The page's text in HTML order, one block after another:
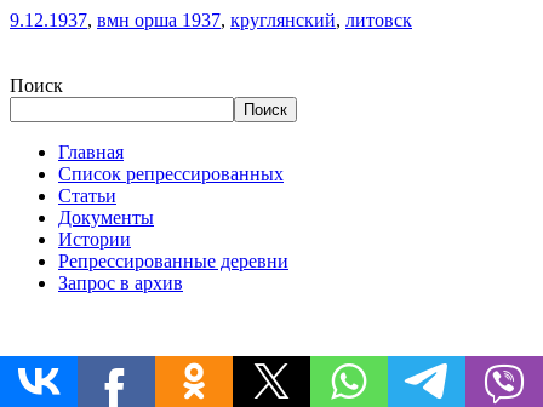
9.12.1937, вмн орша 1937, круглянский, литовск
Поиск
Поиск
Главная
Список репрессированных
Статьи
Документы
Истории
Репрессированные деревни
Запрос в архив